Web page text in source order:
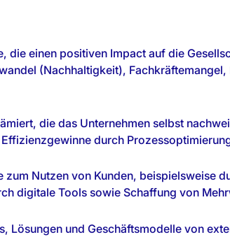
die einen positiven Impact auf die
(Nachhaltigkeit),
die das Unternehmen selbst
durch
Nutzen von Kunden, beispielsweise
digitale Tools sowie Schaffung von
Lösungen und Geschäftsmodelle von